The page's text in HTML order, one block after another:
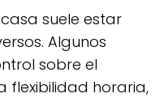
suele estar
Algunos
sobre el
flexibilidad horaria,